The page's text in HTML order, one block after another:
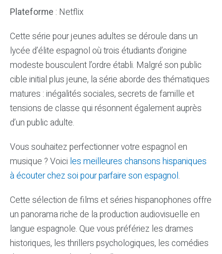
Plateforme : Netflix
Cette série pour jeunes adultes se déroule dans un
lycée d’élite espagnol où trois étudiants d’origine
modeste bousculent l’ordre établi. Malgré son public
cible initial plus jeune, la série aborde des thématiques
matures : inégalités sociales, secrets de famille et
tensions de classe qui résonnent également auprès
d’un public adulte.
Vous souhaitez perfectionner votre espagnol en
musique ? Voici les meilleures chansons hispaniques
à écouter chez soi pour parfaire son espagnol.
Cette sélection de films et séries hispanophones offre
un panorama riche de la production audiovisuelle en
langue espagnole. Que vous préfériez les drames
historiques, les thrillers psychologiques, les comédies